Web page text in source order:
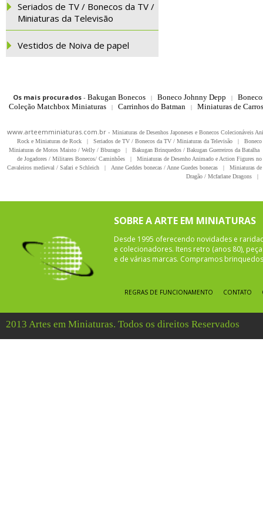
Seriados de TV / Bonecos da TV /
Miniaturas da Televisão
Vestidos de Noiva de papel
Os mais procurados- Bakugan Bonecos | Boneco Johnny Depp |
Coleção Matchbox Miniaturas
| Carrinhos do Batman | Miniaturas de
www.arteemminiaturas.com.br - Miniaturas de Desenhos Japoneses e Bonecos Colecionáveis
Rock e Miniaturas de Rock
| Seriados de TV / Bonecos da TV / Miniaturas da Televisão |
Miniaturas de Motos Maisto / Welly / Bburago
| Bakugan Brinquedos / Bakugan Guerreiros da Batalha
de Jogadores / Militares Bonecos/ Caminhões
|
Miniaturas de Desenho Animado e Action Figures
Cavaleiros medieval / Safari e Schleich
| Anne Geddes bonecas / Anne Guedes bonecas |
Miniaturas
Dragão / Mcfarlane Dragons
|
SOBRE A ARTE EM MINIATURAS
Desde 1995 oferecendo novidades e
e colecionadores. Itens retro (anos 80),
e de várias marcas. Compramos
REGRAS DE FUNCIONAMENTO CONTATO
2013 Artes em Miniaturas. Todos os direitos Reservados